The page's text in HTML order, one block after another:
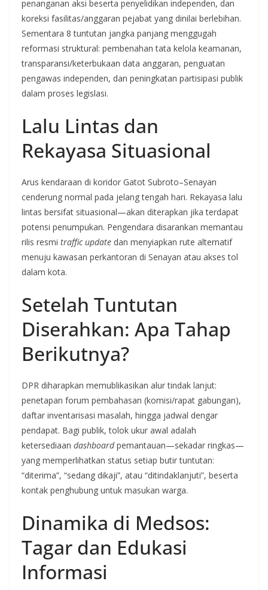
penanganan aksi beserta penyelidikan independen, dan
koreksi fasilitas/anggaran pejabat yang dinilai berlebihan.
Sementara 8 tuntutan jangka panjang menggugah
reformasi struktural: pembenahan tata kelola keamanan,
transparansi/keterbukaan data anggaran, penguatan
pengawas independen, dan peningkatan partisipasi publik
dalam proses legislasi.
Lalu Lintas dan
Rekayasa Situasional
Arus kendaraan di koridor Gatot Subroto–Senayan
cenderung normal pada jelang tengah hari. Rekayasa lalu
lintas bersifat situasional—akan diterapkan jika terdapat
potensi penumpukan. Pengendara disarankan memantau
rilis resmi traffic update dan menyiapkan rute alternatif
menuju kawasan perkantoran di Senayan atau akses tol
dalam kota.
Setelah Tuntutan
Diserahkan: Apa Tahap
Berikutnya?
DPR diharapkan memublikasikan alur tindak lanjut:
penetapan forum pembahasan (komisi/rapat gabungan),
daftar inventarisasi masalah, hingga jadwal dengar
pendapat. Bagi publik, tolok ukur awal adalah
ketersediaan dashboardpemantauan—sekadar ringkas—
yang memperlihatkan status setiap butir tuntutan:
“diterima”, “sedang dikaji”, atau “ditindaklanjuti”, beserta
kontak penghubung untuk masukan warga.
Dinamika di Medsos:
Tagar dan Edukasi
Informasi